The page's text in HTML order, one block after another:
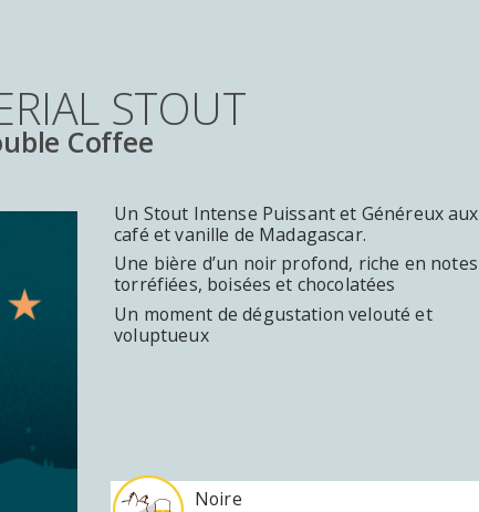
STOUT
Coffee
Un Stout Intense Puissant et Généreux aux
café et vanille de Madagascar.
Une bière d’un noir profond, riche en notes
torréfiées, boisées et chocolatées
Un moment de dégustation velouté et
voluptueux
Noire